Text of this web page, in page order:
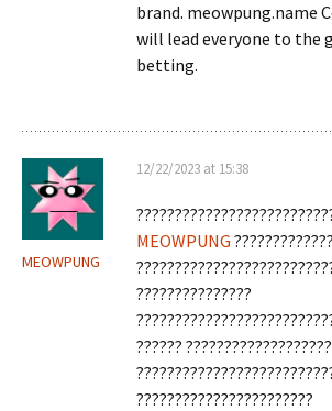
brand. meowpung.name
will lead everyone to the
betting.
MEOWPUNG
12/22/2023 at 15:38
MEOWPUNG
???????????????
??????
???????????????????????